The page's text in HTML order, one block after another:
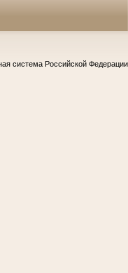
система Российской